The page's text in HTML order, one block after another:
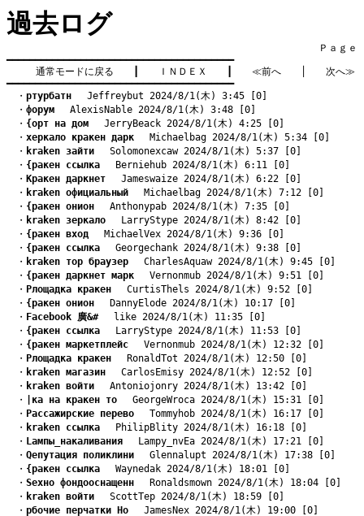
過去ログ
Ｐａｇｅ
━━━━━━━━━━━━━━━━━━━━━━━━━━━━━━━━━━━━━━━━
通常モードに戻る
ＩＮＤＥＸ ≪前へ
次へ≫
━━━━━━━━━━━━━━━━━━━━━━━━━━━━━━━━━━━━━━━━
・ pтурбатн Jeffreybut 2024/8/1(木) 3:45 [0]
・ форум AlexisNable 2024/8/1(木) 3:48 [0]
・ {орт на дом JerryBeack 2024/8/1(木) 4:25 [0]
・ xеркало кракен дарк Michaelbag 2024/8/1(木) 5:34 [0]
・ kraken зайти Solomonexcaw 2024/8/1(木) 5:37 [0]
・ {ракен ссылка Berniehub 2024/8/1(木) 6:11 [0]
・ Kракен даркнет Jameswaize 2024/8/1(木) 6:22 [0]
・ kraken официальный Michaelbag 2024/8/1(木) 7:12 [0]
・ {ракен онион Anthonypab 2024/8/1(木) 7:35 [0]
・ kraken зеркало LarryStype 2024/8/1(木) 8:42 [0]
・ {ракен вход MichaelVex 2024/8/1(木) 9:36 [0]
・ {ракен ссылка Georgechank 2024/8/1(木) 9:38 [0]
・ kraken тор браузер CharlesAquaw 2024/8/1(木) 9:45 [0]
・ {ракен даркнет марк Vernonmub 2024/8/1(木) 9:51 [0]
・ Pлощадка кракен CurtisThels 2024/8/1(木) 9:52 [0]
・ {ракен онион DannyElode 2024/8/1(木) 10:17 [0]
・ Facebook 廣&# like 2024/8/1(木) 11:35 [0]
・ {ракен ссылка LarryStype 2024/8/1(木) 11:53 [0]
・ {ракен маркетплейс Vernonmub 2024/8/1(木) 12:32 [0]
・ Pлощадка кракен RonaldTot 2024/8/1(木) 12:50 [0]
・ kraken магазин CarlosEmisy 2024/8/1(木) 12:52 [0]
・ kraken войти Antoniojonry 2024/8/1(木) 13:42 [0]
・
|ка на кракен то GeorgeWroca 2024/8/1(木) 15:31 [0]
・ Pассажирские перево Tommyhob 2024/8/1(木) 16:17 [0]
・ kraken ссылка PhilipBlity 2024/8/1(木) 16:18 [0]
・ Lампы_накаливания Lampy_nvEa 2024/8/1(木) 17:21 [0]
・ Qепутация поликлини Glennalupt 2024/8/1(木) 17:38 [0]
・ {ракен ссылка Waynedak 2024/8/1(木) 18:01 [0]
・ Sехно фондооснащенн Ronaldsmown 2024/8/1(木) 18:04 [0]
・ kraken войти ScottTep 2024/8/1(木) 18:59 [0]
・ pбочие перчатки Но JamesNex 2024/8/1(木) 19:00 [0]